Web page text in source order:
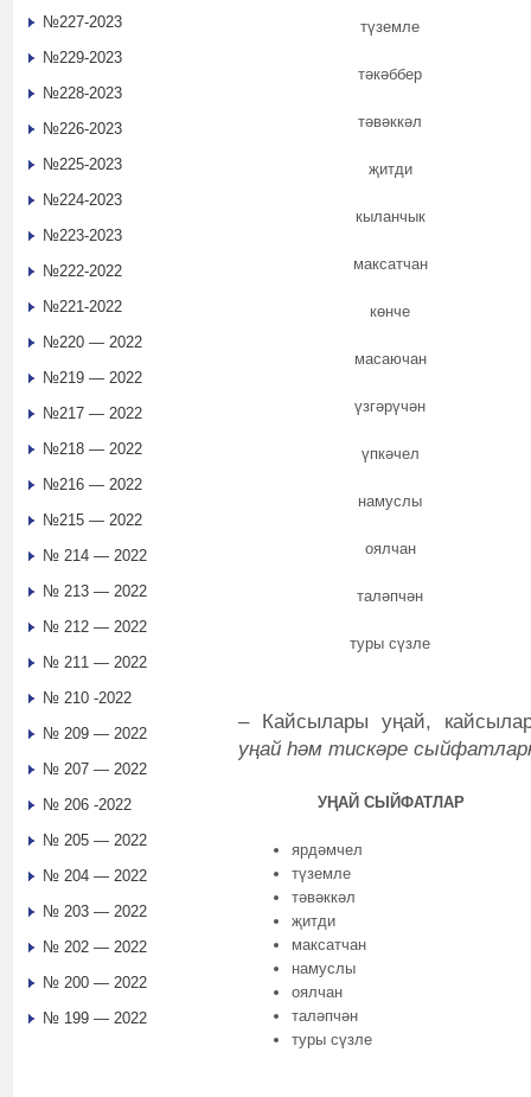
түземле
тәкәббер
тәвәккәл
җитди
кыланчык
максатчан
көнче
масаючан
үзгәрүчән
үпкәчел
намуслы
оялчан
таләпчән
туры сүзле
– Кайсылары уңай,
уңай һәм тискәре
УҢАЙ СЫЙФАТЛАР
ярдәмчел
түземле
тәвәккәл
җитди
максатчан
намуслы
оялчан
таләпчән
туры сүзле
№227-2023
№229-2023
№228-2023
№226-2023
№225-2023
№224-2023
№223-2023
№222-2022
№221-2022
№220 — 2022
№219 — 2022
№217 — 2022
№218 — 2022
№216 — 2022
№215 — 2022
№ 214 — 2022
№ 213 — 2022
№ 212 — 2022
№ 211 — 2022
№ 210 -2022
№ 209 — 2022
№ 207 — 2022
№ 206 -2022
№ 205 — 2022
№ 204 — 2022
№ 203 — 2022
№ 202 — 2022
№ 200 — 2022
№ 199 — 2022